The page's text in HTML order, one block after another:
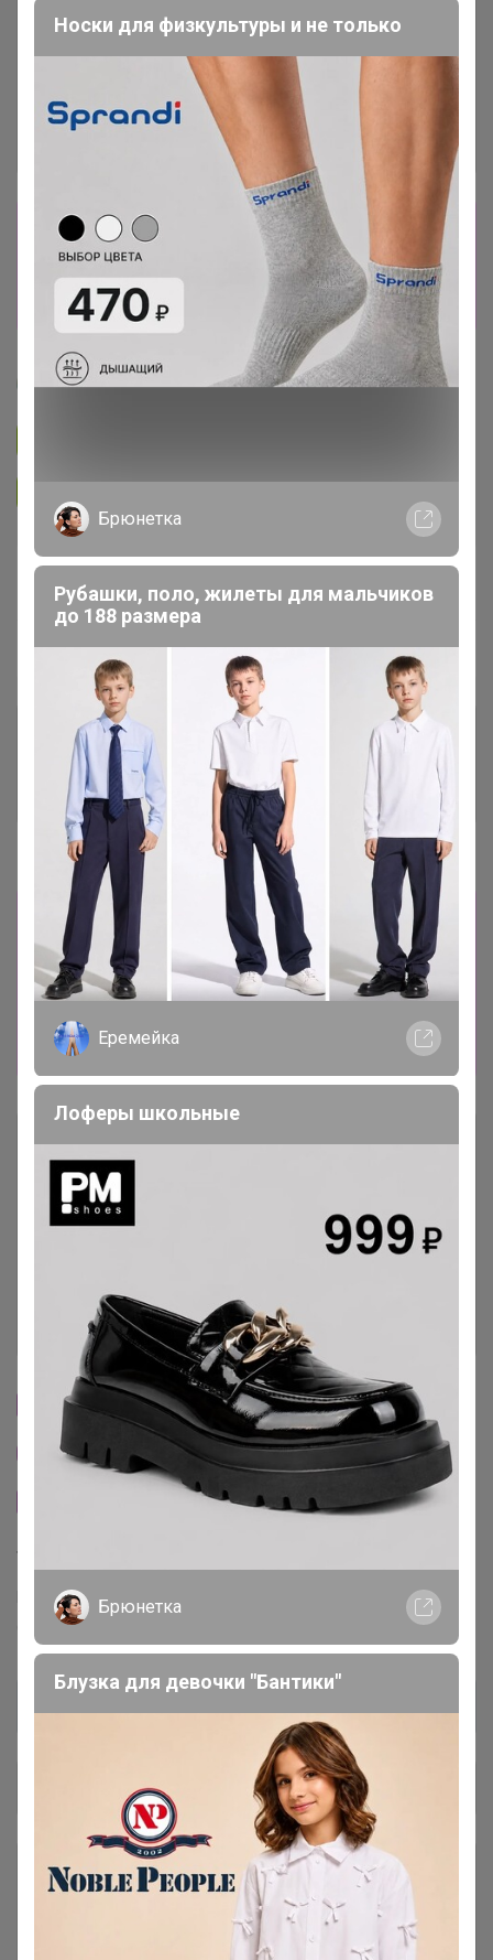
Общий каталог
*** КОФЕ В ЗЕРНАХ ***
### Личная передача ###
Сбор заказов в данной закупке
завершен
Перейти к текущей закупке
Артемида
В архиве Собрано
100 %
Ожидание ~ 5 дней
Комментарии к лотам 3.7K
Отзывы участников
Новости
Прямая оплата! Отписка встает в течении 30
минут! Отписка по прямой оплате встает до
30 минут! ТЕПЕРЬ МОЖНО ПЛАТИТЬ ПО
КУАР-КОДУ (СБП) ОЧЕНЬ УДОБНО, БЕЗ
ЛИШНИХ ЦИФР И ДАННЫХ КАРТ! ОТПИСКА
ВСТАЕТ СРАЗУ. Развоз 29 февраля
Описание
Условия участия
История проведённых выкупов
Cтраничка организатора
Другие СП организатора Артемида
Торговые марки
Puratos™ Италика™
COOKING™
Носки для физкультуры и не только
Брюнетка
Рубашки, поло, жилеты для мальчиков
до 188 размера
Еремейка
Лоферы школьные
Брюнетка
Блузка для девочки "Бантики"